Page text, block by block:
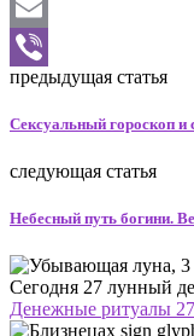
Twitter
Email
Viber
предыдущая статья
Сексуальный гороскоп и
следующая статья
Небесный путь богини.
Сегодня 27 лунный
Денежные ритуалы